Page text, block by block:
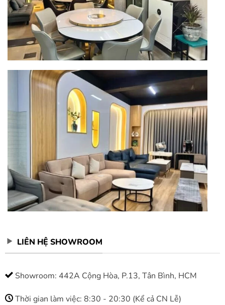
LIÊN HỆ SHOWROOM
Showroom: 442A Cộng Hòa, P.13, Tân Bình, HCM
Thời gian làm việc: 8:30 - 20:30 (Kể cả CN Lễ)